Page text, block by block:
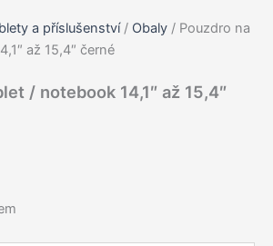
a příslušenství/ Obaly / Pouzdro na
až 15,4″ černé
/ notebook 14,1″ až 15,4″